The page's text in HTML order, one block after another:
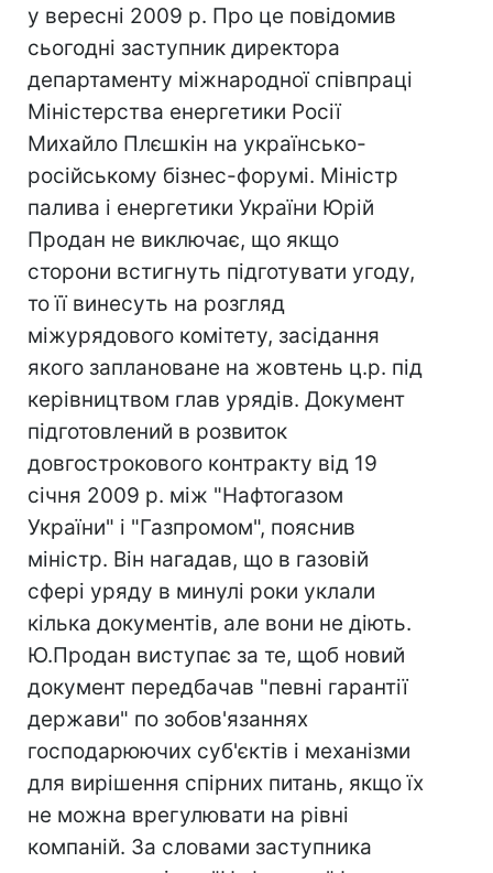
у вересні 2009 р. Про це повідомив
сьогодні заступник директора
департаменту міжнародної співпраці
Міністерства енергетики Росії
Михайло Плєшкін на українсько-
російському бізнес-форумі. Міністр
палива і енергетики України Юрій
Продан не виключає, що якщо
сторони встигнуть підготувати угоду,
то її винесуть на розгляд
міжурядового комітету, засідання
якого заплановане на жовтень ц.р. під
керівництвом глав урядів. Документ
підготовлений в розвиток
довгострокового контракту від 19
січня 2009 р. між "Нафтогазом
України" і "Газпромом", пояснив
міністр. Він нагадав, що в газовій
сфері уряду в минулі роки уклали
кілька документів, але вони не діють.
Ю.Продан виступає за те, щоб новий
документ передбачав "певні гарантії
держави" по зобов'язаннях
господарюючих суб'єктів і механізми
для вирішення спірних питань, якщо їх
не можна врегулювати на рівні
компаній. За словами заступника